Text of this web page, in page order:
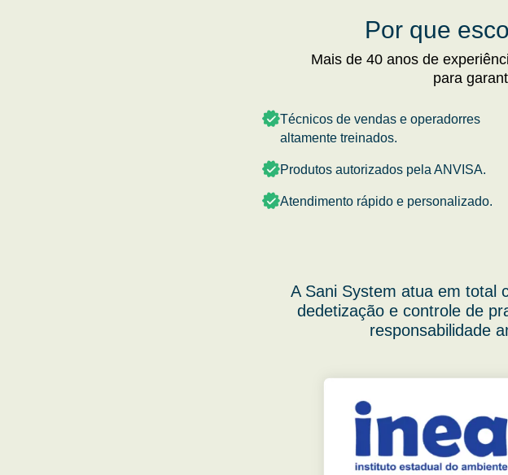
Por que
Mais de 40 anos de
para
Técnicos de vendas e operadorres
altamente treinados.
Produtos autorizados pela ANVISA.
Atendimento rápido e personalizado.
A Sani System atua em total
dedetização e controle de
responsabilidade